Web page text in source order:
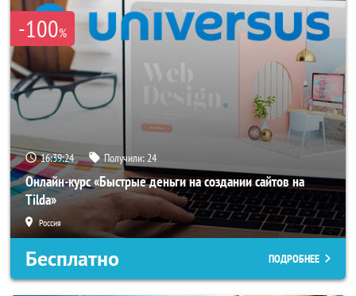
-100%
16:39:21 Получили:24
Онлайн-курс «Быстрые деньги на создании сайтов на
Tilda»
Россия
Бесплатно ПОДРОБНЕЕ